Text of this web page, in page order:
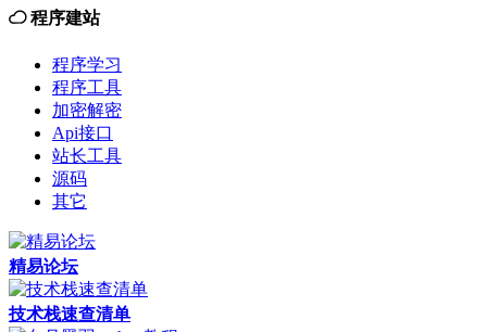
程序建站
程序学习
程序工具
加密解密
Api接口
站长工具
源码
其它
精易论坛
技术栈速查清单